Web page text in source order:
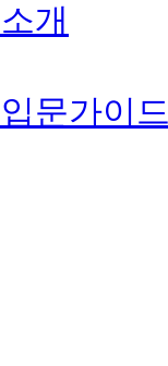
개
문가이